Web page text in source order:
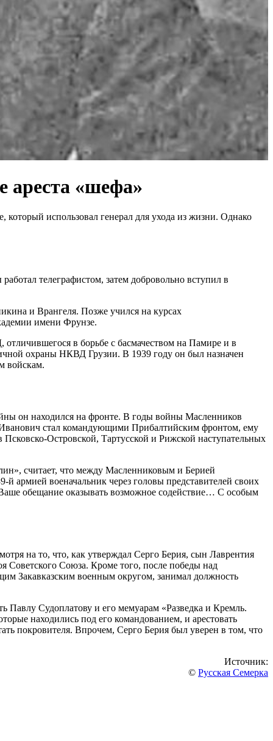
ареста «шефа»
использовал генерал для ухода из жизни. Однако
телеграфистом, затем добровольно вступил в
и Врангеля. Позже учился на курсах
имени Фрунзе.
в борьбе с басмачеством на Памире и в
охраны НКВД Грузии. В 1939 году он был назначен
войскам.
он находился на фронте. В годы войны Масленников
стал командующими Прибалтийским фронтом, ему
Островской, Тартусской и Рижской наступательных
считает, что между Масленниковым и Берией
армией военачальник через головы представителей своих
обещание оказывать возможное содействие… С особым
на то, что, как утверждал Серго Берия, сын Лаврентия
Советского Союза. Кроме того, после победы над
Закавказским военным округом, занимал должность
Павлу Судоплатову и его мемуарам «Разведка и Кремль.
находились под его командованием, и арестовать
покровителя. Впрочем, Серго Берия был уверен в том, что
Источник:
© Русская Семерка